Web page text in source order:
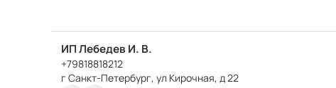
ИП Лебедев И. В.
+79818818212
г Санкт-Петербург, ул Кирочная, д 22